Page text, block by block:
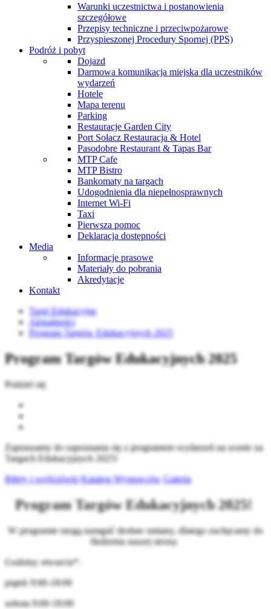
Warunki uczestnictwa i postanowienia
szczegółowe
Przepisy techniczne i przeciwpożarowe
Przyspieszonej Procedury Spornej (PPS)
Podróż i pobyt
Dojazd
Darmowa komunikacja miejska dla uczestników
wydarzeń
Hotele
Mapa terenu
Parking
Restauracje Garden City
Port Sołacz Restauracja & Hotel
Pasodobre Restaurant & Tapas Bar
MTP Cafe
MTP Bistro
Bankomaty na targach
Udogodnienia dla niepełnosprawnych
Internet Wi-Fi
Taxi
Pierwsza pomoc
Deklaracja dostępności
Media
Informacje prasowe
Materiały do pobrania
Akredytacje
Kontakt
Targi Edukacyjne
Aktualności
Program Targów Edukacyjnych 2025
Program Targów Edukacyjnych 2025
Podziel się
Zapraszamy do zapoznania się z programem wydarzeń na scenie na
Targach Edukacyjnych 2025!
Bilety i wejściówki Katalog Wystawców Galeria
Program Targów Edukacyjnych 2025!
W programie mogą nastąpić drobne zmiany, dlatego zachęcamy do
śledzenia naszej strony.
Godziny otwarcia*:
piątek 9:00-18:00
sobota 9:00-18:00